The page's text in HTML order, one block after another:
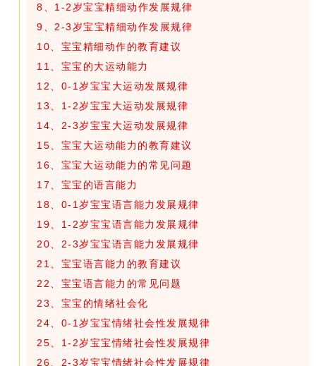
8、1-2岁宝宝精细动作发展规律
9、2-3岁宝宝精细动作发展规律
10、宝宝精细动作的教育建议
11、宝宝的大运动能力
12、0-1岁宝宝大运动发展规律
13、1-2岁宝宝大运动发展规律
14、2-3岁宝宝大运动发展规律
15、宝宝大运动能力的教育建议
16、宝宝大运动能力的常见问题
17、宝宝的语言能力
18、0-1岁宝宝语言能力发展规律
19、1-2岁宝宝语言能力发展规律
20、2-3岁宝宝语言能力发展规律
21、宝宝语言能力的教育建议
22、宝宝语言能力的常见问题
23、宝宝的情绪社会化
24、0-1岁宝宝情绪社会性发展规律
25、1-2岁宝宝情绪社会性发展规律
26、2-3岁宝宝情绪社会性发展规律